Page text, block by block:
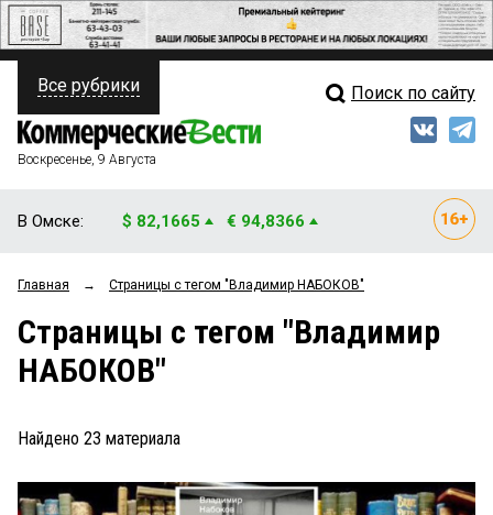
ПОЛИТИКА
ФИНАНСЫ
ОБЩЕСТВО
ЗАКОН
ПРОИСШЕСТВИЯ
СТИЛЬ ЖИЗНИ
Свежий выпуск
Мнения
Рейтинги
Все рубрики Поиск по сайту
Воскресенье, 9 Августа
В Омске: $ 82,1665 € 94,8366
Главная → Страницы c тегом "Владимир НАБОКОВ"
Страницы c тегом "Владимир
НАБОКОВ"
Найдено 23 материала